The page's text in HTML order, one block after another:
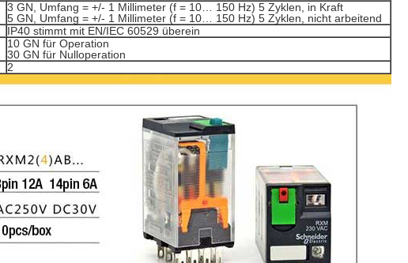
3 GN, Umfang = +/- 1 Millimeter (f = 10… 150 Hz) 5 Zyklen, in Kraft
5 GN, Umfang = +/- 1 Millimeter (f = 10… 150 Hz) 5 Zyklen, nicht arbeitend
IP40 stimmt mit EN/IEC 60529 überein
10 GN für Operation
30 GN für Nulloperation
2